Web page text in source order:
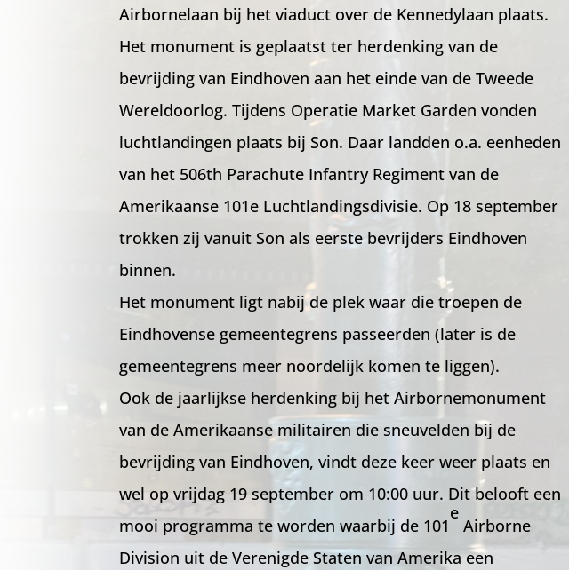
Airbornelaan bij het viaduct over de Kennedylaan plaats.
Het monument is geplaatst ter herdenking van de
bevrijding van Eindhoven aan het einde van de Tweede
Wereldoorlog. Tijdens Operatie Market Garden vonden
luchtlandingen plaats bij Son. Daar landden o.a. eenheden
van het 506th Parachute Infantry Regiment van de
Amerikaanse 101e Luchtlandingsdivisie. Op 18 september
trokken zij vanuit Son als eerste bevrijders Eindhoven
binnen.
Het monument ligt nabij de plek waar die troepen de
Eindhovense gemeentegrens passeerden (later is de
gemeentegrens meer noordelijk komen te liggen).
Ook de jaarlijkse herdenking bij het Airbornemonument
van de Amerikaanse militairen die sneuvelden bij de
bevrijding van Eindhoven, vindt deze keer weer plaats en
wel op vrijdag 19 september om 10:00 uur. Dit belooft een
mooi programma te worden waarbij de 101
e
Airborne
Division uit de Verenigde Staten van Amerika een